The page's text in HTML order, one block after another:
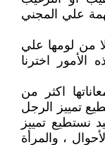
علي المجني
من لومها علي
الأمور اخترنا
اكثر من
تمييز الرجل
نستطيع تمييز
، والمرأة